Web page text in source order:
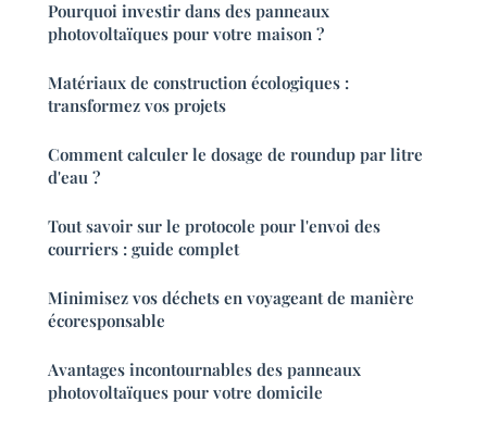
Pourquoi investir dans des panneaux
photovoltaïques pour votre maison ?
Matériaux de construction écologiques :
transformez vos projets
Comment calculer le dosage de roundup par litre
d'eau ?
Tout savoir sur le protocole pour l'envoi des
courriers : guide complet
Minimisez vos déchets en voyageant de manière
écoresponsable
Avantages incontournables des panneaux
photovoltaïques pour votre domicile